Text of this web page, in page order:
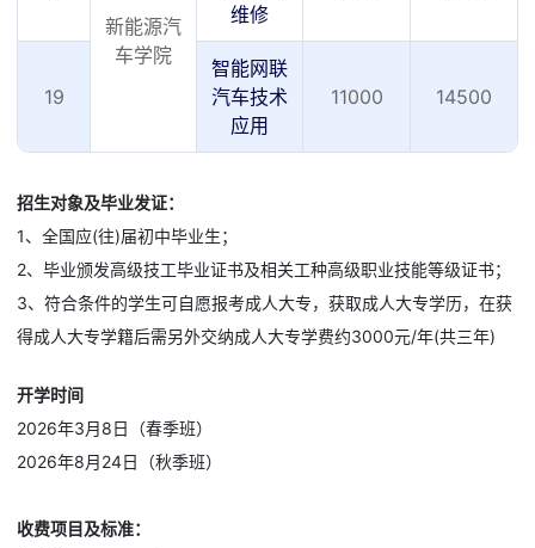
新能源汽
车学院
维修
19
智能网联
汽车技术
应用
11000 14500
招生对象及毕业发证：
1、全国应(往)届初中毕业生；
2、毕业颁发高级技工毕业证书及相关工种高级职业技能等级证书；
3、符合条件的学生可自愿报考成人大专，获取成人大专学历，在获
得成人大专学籍后需另外交纳成人大专学费约3000元/年(共三年)
开学时间
2026年3月8日（春季班）
2026年8月24日 （秋季班）
收费项目及标准：